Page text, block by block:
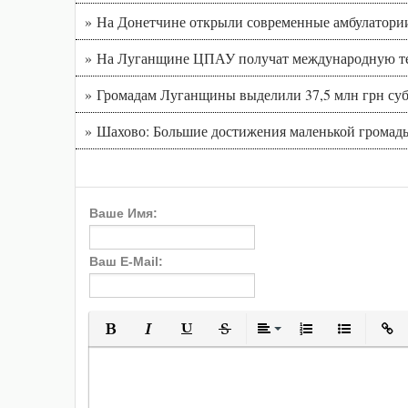
» На Донетчине открыли современные
» На Луганщине ЦПАУ получат международную
» Громадам Луганщины выделили 37,5 млн грн
» Шахово: Большие достижения маленькой
Ваше Имя:
Ваш E-Mail:
Полужирный
КурсивПодчеркнутый
Зачеркнутый